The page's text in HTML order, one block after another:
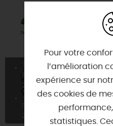
07
AVRIL
2026
30
SEPT
2026
Pour votre
l’amélioration
expérience sur
des cookies de
statistiques.